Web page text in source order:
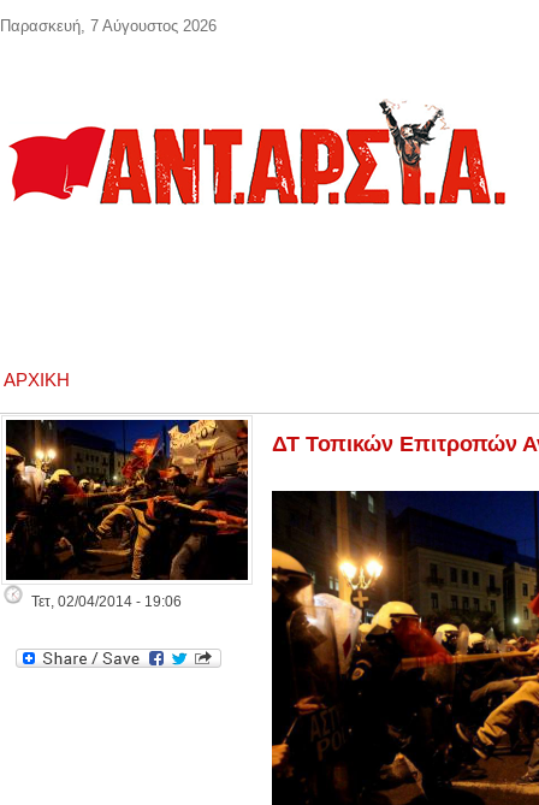
ΑΡΧΙΚΉ
Τετ, 02/04/2014 - 19:06
ΔΤ Τοπικών Επιτροπών
Παρασκευή, 7 Αύγουστος 2026